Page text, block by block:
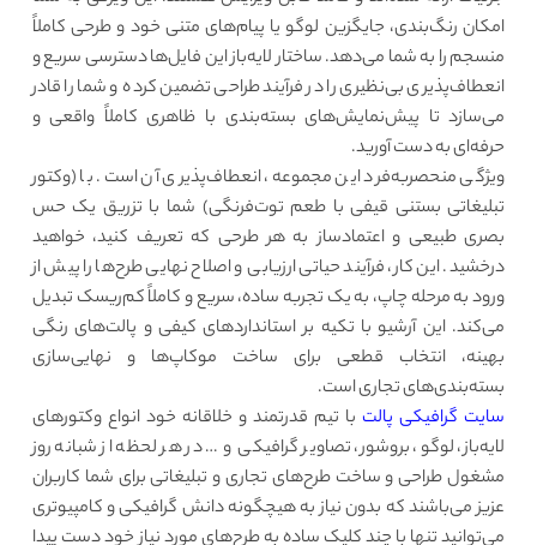
امکان رنگ‌بندی، جایگزین لوگو یا پیام‌های متنی خود و طرحی کاملاً
منسجم را به شما می‌دهد. ساختار لایه‌باز این فایل‌ها دسترسی سریع و
انعطاف‌پذیری بی‌نظیری را در فرآیند طراحی تضمین کرده و شما را قادر
می‌سازد تا پیش‌نمایش‌های بسته‌بندی با ظاهری کاملاً واقعی و
حرفه‌ای به دست آورید.
ویژگی منحصربه‌فرد این مجموعه، انعطاف‌پذیری آن است. با (وکتور
تبلیغاتی بستنی قیفی با طعم توت‌فرنگی) شما با تزریق یک حس
بصری طبیعی و اعتمادساز به هر طرحی که تعریف کنید، خواهید
درخشید. این کار، فرآیند حیاتی ارزیابی و اصلاح نهایی طرح‌ها را پیش از
ورود به مرحله چاپ، به یک تجربه ساده، سریع و کاملاً کم‌ریسک تبدیل
می‌کند. این آرشیو با تکیه بر استانداردهای کیفی و پالت‌های رنگی
بهینه، انتخاب قطعی برای ساخت موکاپ‌ها و نهایی‌سازی
بسته‌بندی‌های تجاری است.
سایت گرافیکی پالتبا تیم قدرتمند و خلاقانه خود انواع وکتورهای
لایه‌باز، لوگو، بروشور، تصاویر گرافیکی و … در هر لحظه از شبانه روز
مشغول طراحی و ساخت طرح‌های تجاری و تبلیغاتی برای شما کاربران
عزیز می‌باشند که بدون نیاز به هیچگونه دانش گرافیکی و کامپیوتری
می‌توانید تنها با چند کلیک ساده به طرح‌های مورد نیاز خود دست پیدا